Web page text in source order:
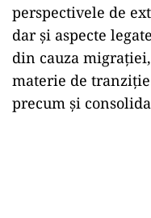
perspectivele de
dar şi aspecte
din cauza
materie de
precum şi